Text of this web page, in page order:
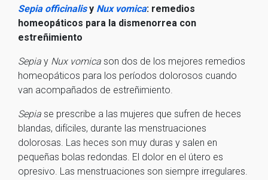
Sepia officinalisy Nux vomica: remedios
homeopáticos para la dismenorrea con
estreñimiento
Sepia y Nux vomica son dos de los mejores remedios
homeopáticos para los períodos dolorosos cuando
van acompañados de estreñimiento.
Sepia se prescribe a las mujeres que sufren de heces
blandas, difíciles, durante las menstruaciones
dolorosas. Las heces son muy duras y salen en
pequeñas bolas redondas. El dolor en el útero es
opresivo. Las menstruaciones son siempre irregulares.